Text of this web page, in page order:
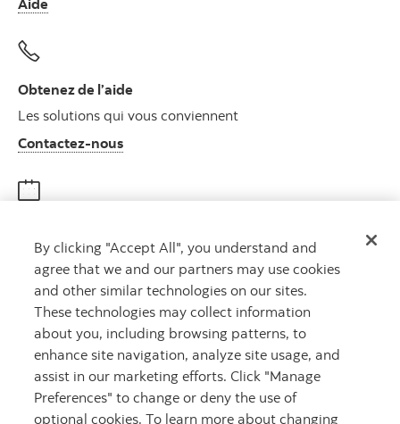
Obtenez de l’aide
Les solutions qui vous conviennent
Contactez-nousAutres numéros, contactez-nous par
Rencontrez un conseiller
Prenez rendez-vous
By clicking "Accept All", you understand and
agree that we and our partners may use cookies
and other similar technologies on our sites.
These technologies may collect information
about you, including browsing patterns, to
enhance site navigation, analyze site usage, and
assist in our marketing efforts. Click "Manage
Preferences" to change or deny the use of
optional cookies. To learn more about changing